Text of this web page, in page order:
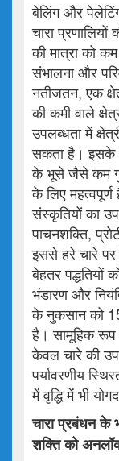
बेलिंग और
चारा प्रणालियों
की मात्रा को
संभालना और
नतीजतन, एक
की कमी वाले
उपलब्धता में
सकता है। इसके
के भूसे जैसे कम
के लिए महत्वपूर्ण
संस्कृतियों का
पाचनशक्ति,
इससे हरे चारे पर
बेहतर
भंडारण और
के नुकसान को
है। सामूहिक रूप
केवल चारे की
पर्यावरणीय
में वृद्धि में भी
चाराप्रबंधनके
शक्तिको